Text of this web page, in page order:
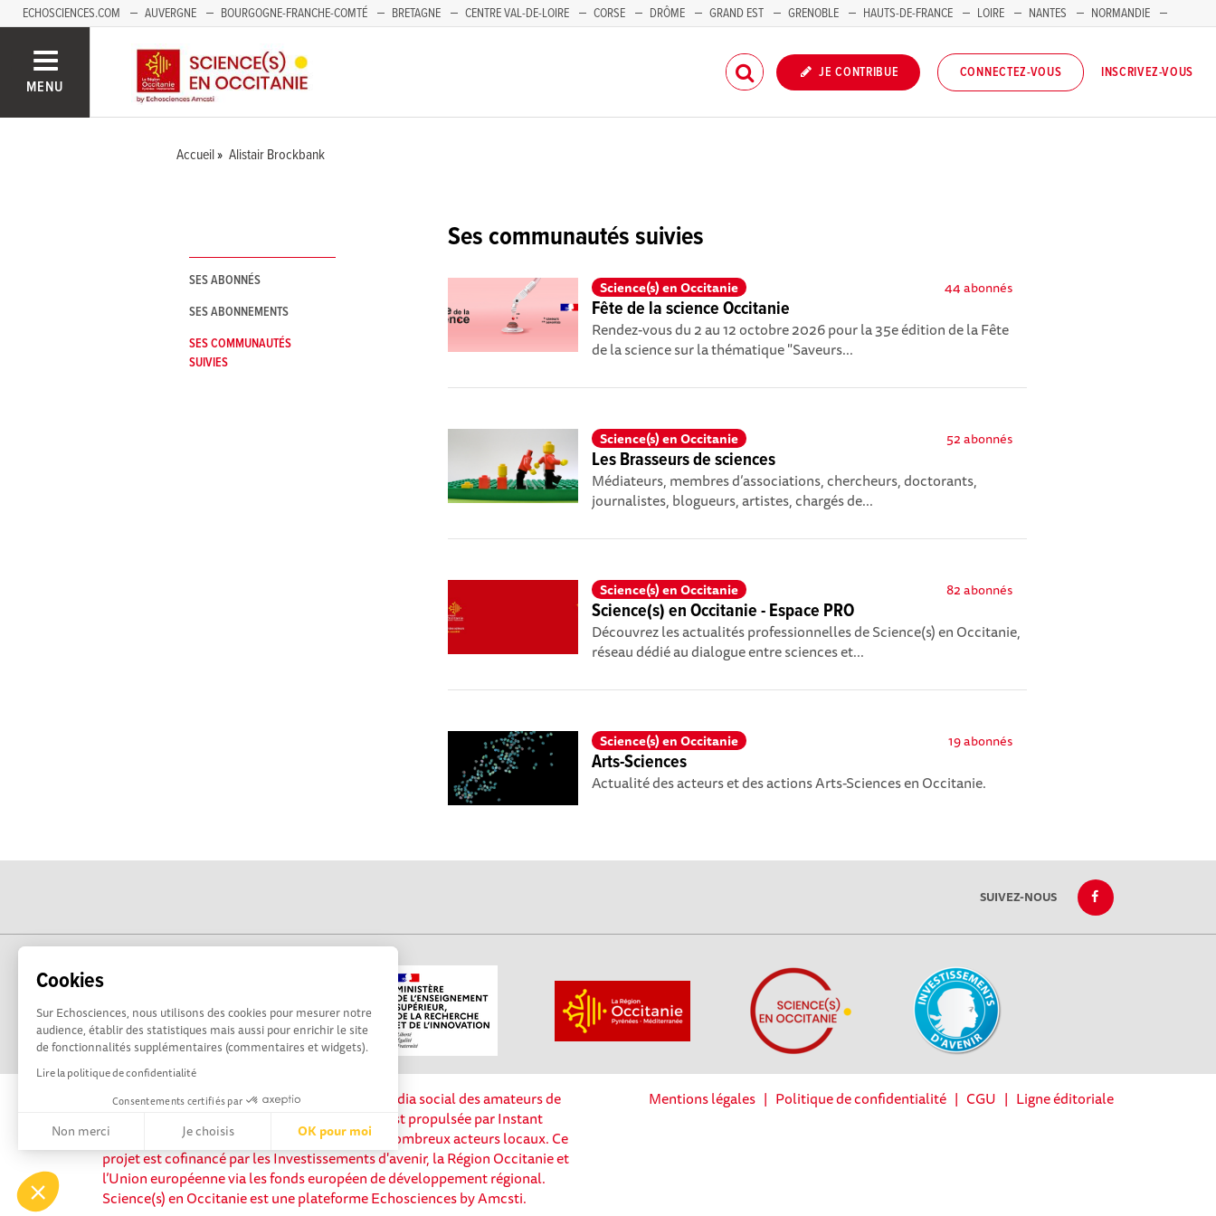
Cookies
Sur Echosciences, nous utilisons des cookies pour mesurer notre
audience, établir des statistiques mais aussi pour enrichir le site
de fonctionnalités supplémentaires (commentaires et widgets).
Lire la politique de confidentialité
Consentements certifiés par
Non merci Je choisis OK pour moi
Axeptio consent
Plateforme de Gestion du Consentement : Personnalisez vos Options
Notre plateforme vous permet d'adapter et de gérer vos paramètres de confidentialité, en garantissant la conformité avec les réglementations. Personnalisez vos préférences pour contrôler
ECHOSCIENCES.COM AUVERGNE BOURGOGNE-FRANCHE-COMTÉ BRETAGNE CENTRE VAL-DE-LOIRE CORSE DRÔME GRAND EST GRENOBLE HAUTS-DE-FRANCE LOIRE NANTES
NORMANDIE
MENU
JE CONTRIBUE CONNECTEZ-VOUS INSCRIVEZ-VOUS
Accueil Alistair Brockbank
SES ABONNÉS
SES ABONNEMENTS
SES COMMUNAUTÉS
SUIVIES
Ses communautés suivies
Science(s) en Occitanie 44 abonnés
Fête de la science Occitanie
Rendez-vous du 2 au 12 octobre 2026 pour la 35e édition de la Fête
de la science sur la thématique "Saveurs...
Science(s) en Occitanie 52 abonnés
Les Brasseurs de sciences
Médiateurs, membres d’associations, chercheurs, doctorants,
journalistes, blogueurs, artistes, chargés de...
Science(s) en Occitanie 82 abonnés
Science(s) en Occitanie - Espace PRO
Découvrez les actualités professionnelles de Science(s) en Occitanie,
réseau dédié au dialogue entre sciences et...
Science(s) en Occitanie 19 abonnés
Arts-Sciences
Actualité des acteurs et des actions Arts-Sciences en Occitanie.
SUIVEZ-NOUS
La plateforme Science(s) en Occitanie est le média social des amateurs de
sciences et de technologies du territoire. Elle est propulsée par Instant
Science, avec la participation et le soutien de nombreux acteurs locaux. Ce
projet est cofinancé par les Investissements d'avenir, la Région Occitanie et
l’Union européenne via les fonds européen de développement régional.
Science(s) en Occitanie est une plateforme Echosciences by Amcsti.
Mentions légales| Politique de confidentialité| CGU | Ligne éditoriale